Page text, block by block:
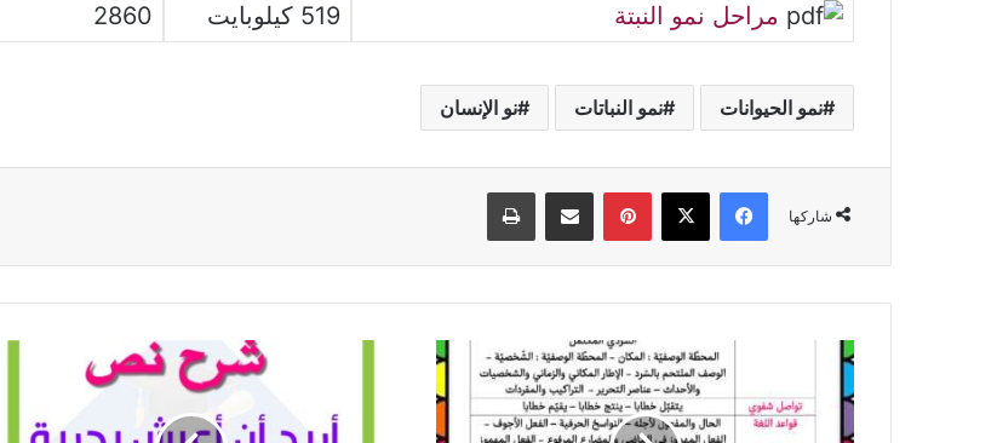
مراحل نمو النبتة
519 كيلوبايت 2860
نمو الحيوانات نمو النباتات نو الإنسان
شاركها
فيسبوك ‫X بينتيريستمشاركة عبر البريد طباعة
محاور
السنة